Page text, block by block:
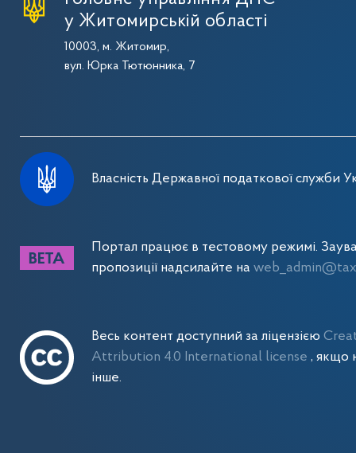
у Житомирській області
10003, м. Житомир,
вул. Юрка Тютюнника, 7
Власність Державної податкової служби
Портал працює в тестовому режимі.
пропозиції надсилайте на
Весь контент доступний за ліцензією
Attribution 4.0 International license , якщо
інше.